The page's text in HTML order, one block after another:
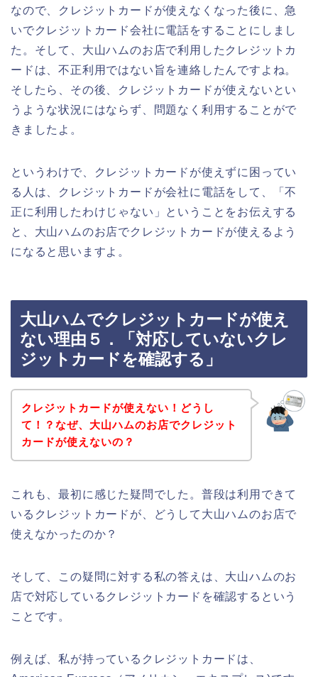
なので、クレジットカードが使えなくなった後に、急
いでクレジットカード会社に電話をすることにしまし
た。そして、大山ハムのお店で利用したクレジットカ
ードは、不正利用ではない旨を連絡したんですよね。
そしたら、その後、クレジットカードが使えないとい
うような状況にはならず、問題なく利用することがで
きましたよ。
というわけで、クレジットカードが使えずに困ってい
る人は、クレジットカードが会社に電話をして、「不
正に利用したわけじゃない」ということをお伝えする
と、大山ハムのお店でクレジットカードが使えるよう
になると思いますよ。
大山ハムでクレジットカードが使え
ない理由５．「対応していないクレ
ジットカードを確認する」
クレジットカードが使えない！どうし
て！？なぜ、大山ハムのお店でクレジット
カードが使えないの？
これも、最初に感じた疑問でした。普段は利用できて
いるクレジットカードが、どうして大山ハムのお店で
使えなかったのか？
そして、この疑問に対する私の答えは、大山ハムのお
店で対応しているクレジットカードを確認するという
ことです。
例えば、私が持っているクレジットカードは、